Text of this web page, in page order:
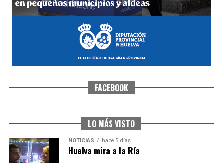
CUARTA CORRIDA DE LAS FIESTAS COLOMBINAS
FACEBOOK
LO MÁS VISTO
NOTICIAS hace 5 días
Huelva mira a la Ría